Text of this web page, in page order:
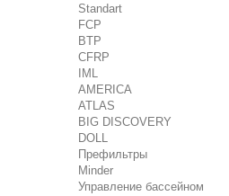
Standart
FCP
BTP
CFRP
IML
AMERICA
ATLAS
BIG DISCOVERY
DOLL
Префильтры
Minder
Управление бассейном